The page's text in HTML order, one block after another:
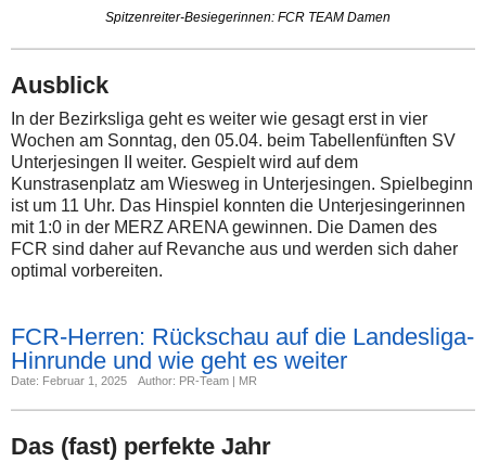
Spitzenreiter-Besiegerinnen: FCR TEAM Damen
Ausblick
In der Bezirksliga geht es weiter wie gesagt erst in vier
Wochen am Sonntag, den 05.04. beim Tabellenfünften SV
Unterjesingen II weiter. Gespielt wird auf dem
Kunstrasenplatz am Wiesweg in Unterjesingen. Spielbeginn
ist um 11 Uhr. Das Hinspiel konnten die Unterjesingerinnen
mit 1:0 in der MERZ ARENA gewinnen. Die Damen des
FCR sind daher auf Revanche aus und werden sich daher
optimal vorbereiten.
FCR-Herren: Rückschau auf die Landesliga-
Hinrunde und wie geht es weiter
Date: Februar 1, 2025 Author: PR-Team | MR
Das (fast) perfekte Jahr